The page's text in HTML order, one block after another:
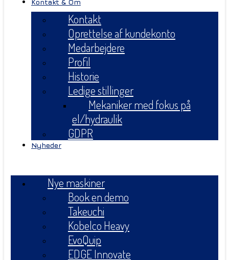
Kontakt & Om
Kontakt
Oprettelse af kundekonto
Medarbejdere
Profil
Historie
Ledige stillinger
Mekaniker med fokus på
el/hydraulik
GDPR
Nyheder
Nye maskiner
Book en demo
Takeuchi
Kobelco Heavy
EvoQuip
EDGE Innovate